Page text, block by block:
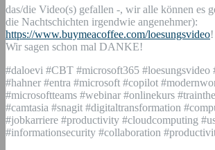
das/die Video(s) gefallen -, wir alle können es
die Nachtschichten irgendwie angenehmer):
https://www.buymeacoffee.com/loesungsvideo!
Wir sagen schon mal DANKE!
#daloevi #CBT #microsoft365 #loesungsvideo
#hahner #entra #microsoft #copilot
#microsoftteams #webinar #onlinekurs
#camtasia #snagit #digitaltransformation
#jobkarriere #productivity #cloudcomputing
#informationsecurity #collaboration